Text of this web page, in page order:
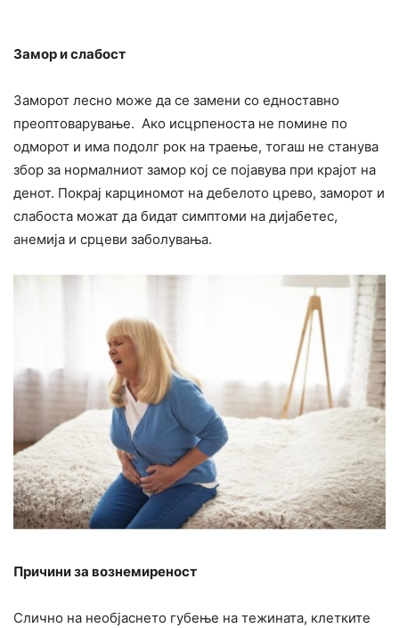
Замор и слабост
Заморот лесно може да се замени со едноставно
преоптоварување. Ако исцрпеноста не помине по
одморот и има подолг рок на траење, тогаш не станува
збор за нормалниот замор кој се појавува при крајот на
денот. Покрај карциномот на дебелото црево, заморот и
слабоста можат да бидат симптоми на дијабетес,
анемија и срцеви заболувања.
Причини за вознемиреност
Слично на необјаснето губење на тежината, клетките